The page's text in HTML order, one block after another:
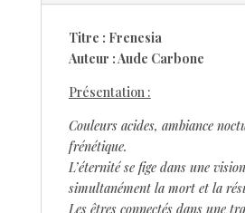
Titre : Frenesia
Auteur : Aude Carbone
Présentation :
Couleurs acides, ambiance
frénétique.
L’éternité se fige dans une
simultanément la mort et la
Les êtres connectés dans une